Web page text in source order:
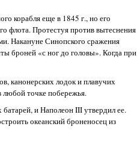
корабля еще в 1845 г., но его
флота. Протестуя против вытеснения
Накануне Синопского сражения
броней «с ног до головы». Когда при
канонерских лодок и плавучих
любой точке побережья.
и Наполеон III утвердил ее.
океанский броненосец из